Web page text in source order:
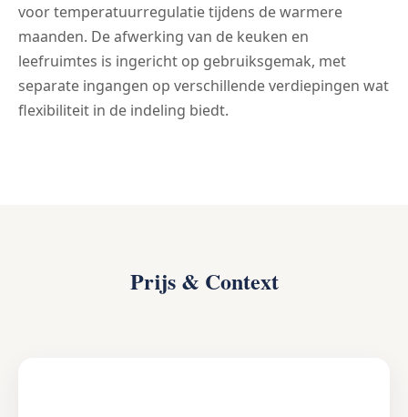
voor temperatuurregulatie tijdens de warmere
maanden. De afwerking van de keuken en
leefruimtes is ingericht op gebruiksgemak, met
separate ingangen op verschillende verdiepingen wat
flexibiliteit in de indeling biedt.
Prijs & Context